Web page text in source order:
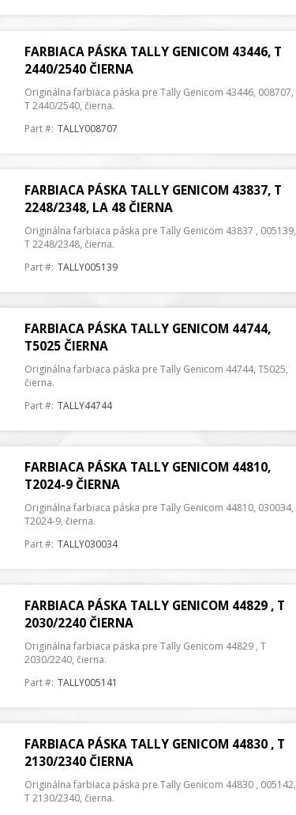
FARBIACA PÁSKA TALLY GENICOM 43446, T
2440/2540 ČIERNA
Originálna farbiaca páska pre Tally Genicom 43446, 008707,
T 2440/2540, čierna.
Part #: TALLY008707
FARBIACA PÁSKA TALLY GENICOM 43837, T
2248/2348, LA 48 ČIERNA
Originálna farbiaca páska pre Tally Genicom 43837 , 005139,
T 2248/2348, čierna.
Part #: TALLY005139
FARBIACA PÁSKA TALLY GENICOM 44744,
T5025 ČIERNA
Originálna farbiaca páska pre Tally Genicom 44744, T5025,
čierna.
Part #: TALLY44744
FARBIACA PÁSKA TALLY GENICOM 44810,
T2024-9 ČIERNA
Originálna farbiaca páska pre Tally Genicom 44810, 030034,
T2024-9, čierna.
Part #: TALLY030034
FARBIACA PÁSKA TALLY GENICOM 44829 , T
2030/2240 ČIERNA
Originálna farbiaca páska pre Tally Genicom 44829 , T
2030/2240, čierna.
Part #: TALLY005141
FARBIACA PÁSKA TALLY GENICOM 44830 , T
2130/2340 ČIERNA
Originálna farbiaca páska pre Tally Genicom 44830 , 005142,
T 2130/2340, čierna.